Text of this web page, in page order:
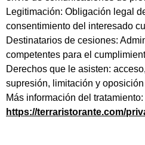
Legitimación: Obligación legal
consentimiento del interesado
Destinatarios de cesiones:
competentes para el
Derechos que le asisten:
supresión, limitación y oposición
Más información del tratamiento:
https://terraristorante.com/